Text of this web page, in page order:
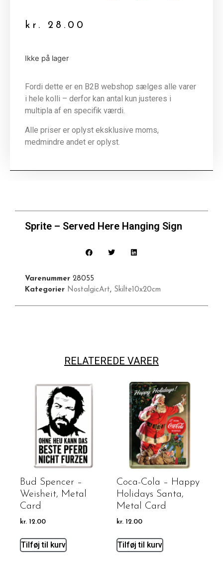
kr. 28.00
Ikke på lager
Fordi dette er en B2B webshop sælges alle varer
i hele kolli – derfor kan antal kun justeres i
multipla af en specifik værdi.
Alle priser er oplyst eksklusive moms,
medmindre andet er oplyst.
Sprite – Served Here Hanging Sign
Varenummer 28055
Kategorier NostalgicArt, Skilte10x20cm
RELATEREDE VARER
Bud Spencer –
Weisheit, Metal
Card
kr. 12.00
Tilføj til kurv
Coca-Cola – Happy
Holidays Santa,
Metal Card
kr. 12.00
Tilføj til kurv